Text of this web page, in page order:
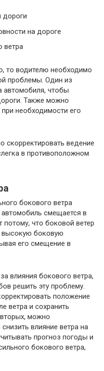
дороги
на дороге
ветра
то водителю необходимо
проблемы. Один из
автомобиля, чтобы
Также можно
необходимости его
скорректировать ведение
в противоположном
бокового ветра
автомобиль смещается в
потому, что боковой ветер
высокую боковую
его смещение в
влияния бокового ветра,
решить эту проблему.
положение
ветра и сохранить
можно
влияние ветра на
прогноз погоды и
бокового ветра,